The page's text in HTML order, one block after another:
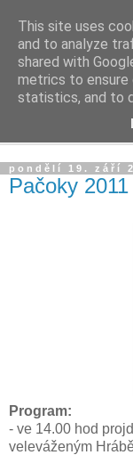
Zblovice
aneb co se děje v
pondělí 19. září
Pačoky 2011
Program:
- ve 14.00 hod
veleváženým
This site uses
and to analyze
shared with
metrics to ensure
statistics, and to